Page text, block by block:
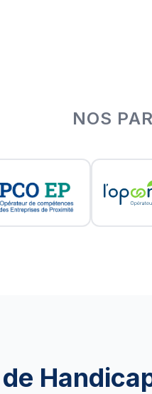
NOS